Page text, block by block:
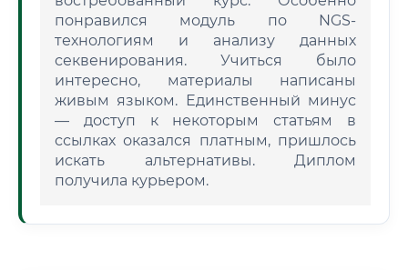
понравился модуль по NGS-
технологиям и анализу данных
секвенирования. Учиться было
интересно, материалы написаны
живым языком. Единственный минус
— доступ к некоторым статьям в
ссылках оказался платным, пришлось
искать альтернативы. Диплом
получила курьером.